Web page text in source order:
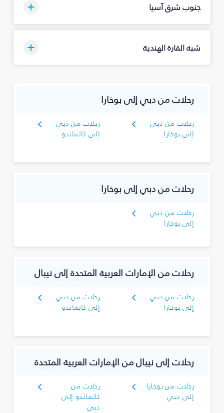
جنوب شرق آسيا
شبه القارة الهندية
رحلات من دبي إلى بوخارا
رحلات من دبي
إلى بوخارا
رحلات من دبي
إلى كاتماندو
رحلات من دبي إلى بوخارا
رحلات من دبي
إلى بوخارا
رحلات من الإمارات العربية المتحدة إلى نيبال
رحلات من دبي
إلى بوخارا
رحلات من دبي
إلى كاتماندو
رحلات إلى نيبال من الإمارات العربية المتحدة
رحلات من بوخارا
إلى دبي
رحلات من
كاتماندو إلى
دبي